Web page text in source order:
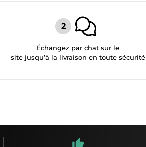
Échangez par chat sur le
site jusqu’à la livraison en toute sécurité